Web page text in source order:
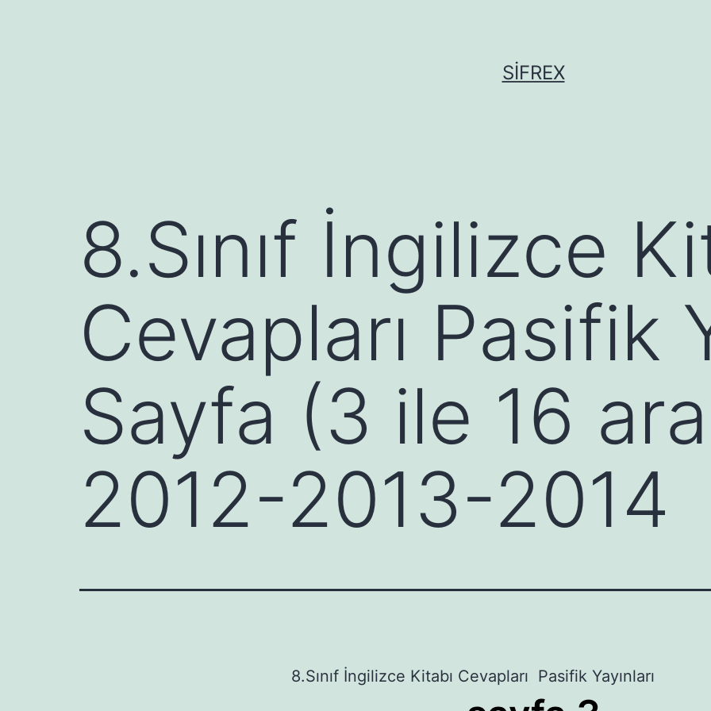
SIFREX
8.Sınıf İngilizce
Cevapları Pasifik
Sayfa (3 ile 16
2012-2013-2014
8.Sınıf İngilizce Kitabı Cevapları Pasifik Yayınları